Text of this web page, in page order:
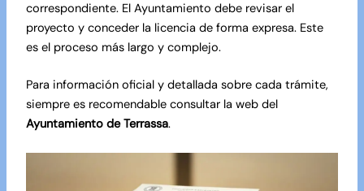
correspondiente. El Ayuntamiento debe revisar el
proyecto y conceder la licencia de forma expresa. Este
es el proceso más largo y complejo.
Para información oficial y detallada sobre cada trámite,
siempre es recomendable consultar la web del
Ayuntamiento de Terrassa.